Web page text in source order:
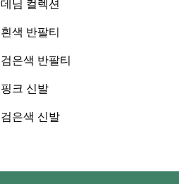
데님 컬렉션
흰색 반팔티
검은색 반팔티
핑크 신발
검은색 신발